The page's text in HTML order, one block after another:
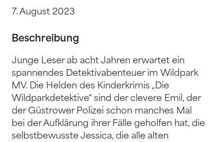
7. August 2023
Beschreibung
Junge Leser ab acht Jahren erwartet ein
spannendes Detektivabenteuer im Wildpark
MV. Die Helden des Kinderkrimis „Die
Wildparkdetektive“ sind der clevere Emil, der
der Güstrower Polizei schon manches Mal
bei der Aufklärung ihrer Fälle geholfen hat, die
selbstbewusste Jessica, die alle alten